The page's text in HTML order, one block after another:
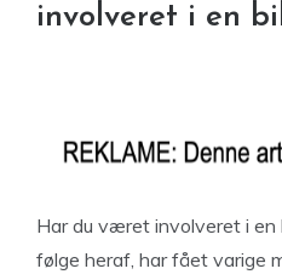
involveret i en
Har du været involveret i en
følge heraf, har fået varige